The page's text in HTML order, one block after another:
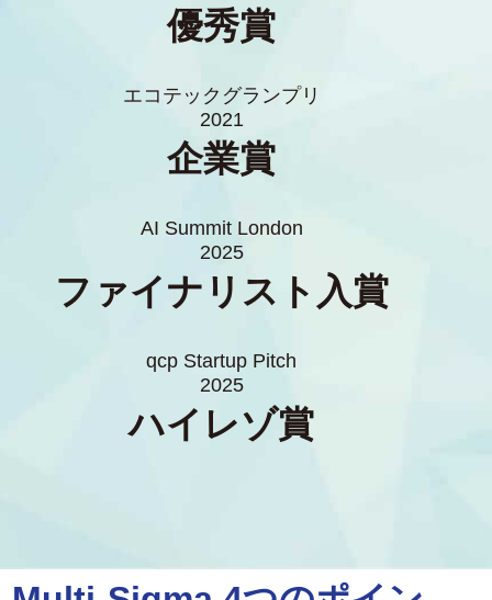
優秀賞
エコテックグランプリ
2021
企業賞
AI Summit London
2025
ファイナリスト入賞
qcp Startup Pitch
2025
ハイレゾ賞